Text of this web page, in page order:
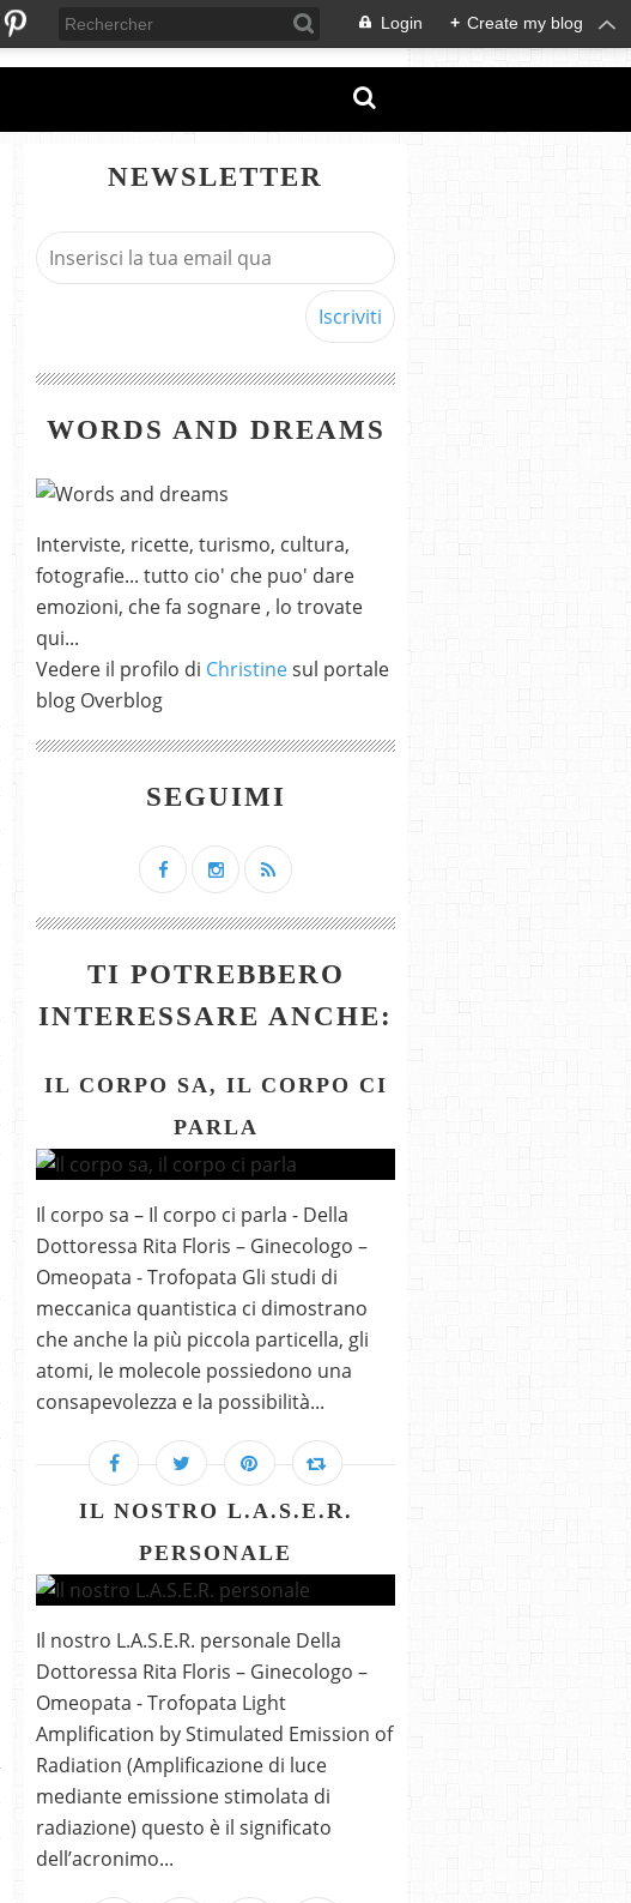
Login + Create my blog
NEWSLETTER
WORDS AND DREAMS
Interviste, ricette, turismo, cultura,
fotografie... tutto cio' che puo' dare
emozioni, che fa sognare , lo trovate
qui...
Vedere il profilo di Christinesul portale
blog Overblog
SEGUIMI
TI POTREBBERO
INTERESSARE ANCHE:
IL CORPO SA, IL CORPO CI
PARLA
Il corpo sa – Il corpo ci parla - Della
Dottoressa Rita Floris – Ginecologo –
Omeopata - Trofopata Gli studi di
meccanica quantistica ci dimostrano
che anche la più piccola particella, gli
atomi, le molecole possiedono una
consapevolezza e la possibilità...
IL NOSTRO L.A.S.E.R.
PERSONALE
Il nostro L.A.S.E.R. personale Della
Dottoressa Rita Floris – Ginecologo –
Omeopata - Trofopata Light
Amplification by Stimulated Emission of
Radiation (Amplificazione di luce
mediante emissione stimolata di
radiazione) questo è il significato
dell’acronimo...